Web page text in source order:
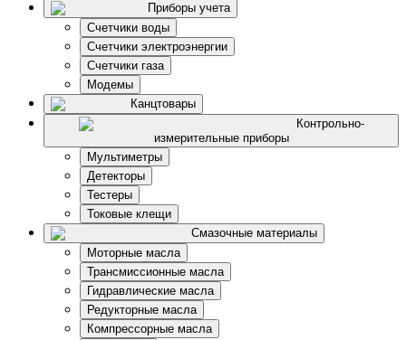
Приборы учета
Счетчики воды
Счетчики электроэнергии
Счетчики газа
Модемы
Канцтовары
Контрольно-
измерительные приборы
Мультиметры
Детекторы
Тестеры
Токовые клещи
Смазочные материалы
Моторные масла
Трансмиссионные масла
Гидравлические масла
Редукторные масла
Компрессорные масла